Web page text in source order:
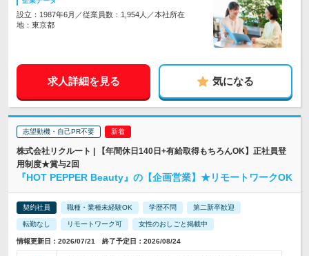
設立：1987年6月／従業員数：1,954人／本社所在
地：東京都
求人詳細を見る 気になる
志望動機・自己PR不要
株式会社リクルート | 【年間休日140日+有給取得もちろんOK】正社員登
用制度★賞与2回
『HOT PEPPER Beauty』の【企画営業】★リモートワークOK
契約社員 職種・業種未経験OK 学歴不問 第二新卒歓迎
転勤なし リモートワーク可 女性のおしごと掲載中
情報更新日：2026/07/21 終了予定日：2026/08/24